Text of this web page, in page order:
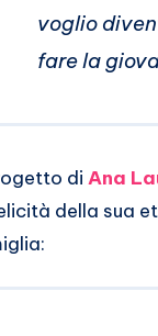
voglio
fare la
di Ana
della sua